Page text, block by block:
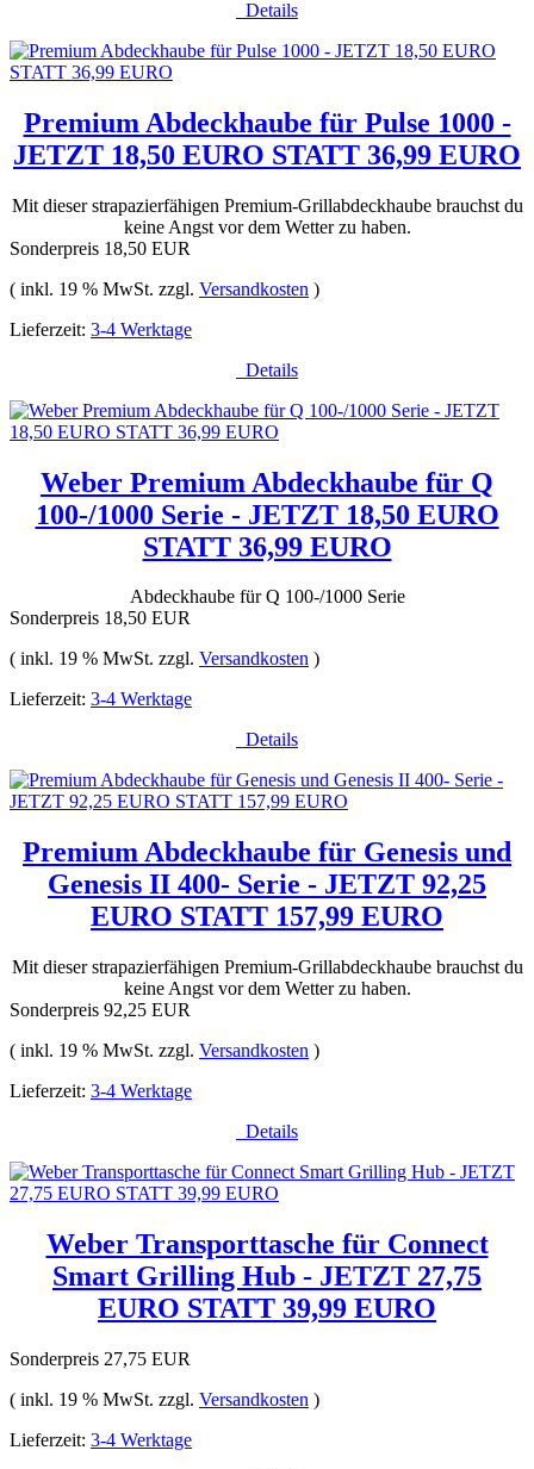
Details
Premium Abdeckhaube für Pulse 1000 -
JETZT 18,50 EURO STATT 36,99 EURO
Mit dieser strapazierfähigen Premium-Grillabdeckhaube brauchst du
keine Angst vor dem Wetter zu haben.
Sonderpreis 18,50 EUR
( inkl. 19 % MwSt. zzgl. Versandkosten )
Lieferzeit: 3-4 Werktage
Details
Weber Premium Abdeckhaube für Q
100-/1000 Serie - JETZT 18,50 EURO
STATT 36,99 EURO
Abdeckhaube für Q 100-/1000 Serie
Sonderpreis 18,50 EUR
( inkl. 19 % MwSt. zzgl. Versandkosten )
Lieferzeit: 3-4 Werktage
Details
Premium Abdeckhaube für Genesis und
Genesis II 400- Serie - JETZT 92,25
EURO STATT 157,99 EURO
Mit dieser strapazierfähigen Premium-Grillabdeckhaube brauchst du
keine Angst vor dem Wetter zu haben.
Sonderpreis 92,25 EUR
( inkl. 19 % MwSt. zzgl. Versandkosten )
Lieferzeit: 3-4 Werktage
Details
Weber Transporttasche für Connect
Smart Grilling Hub - JETZT 27,75
EURO STATT 39,99 EURO
Sonderpreis 27,75 EUR
( inkl. 19 % MwSt. zzgl. Versandkosten )
Lieferzeit: 3-4 Werktage